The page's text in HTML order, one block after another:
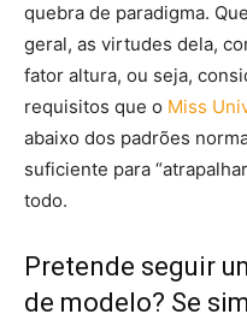
quebra de paradigma.
geral, as virtudes dela,
fator altura, ou seja,
requisitos que o Miss
abaixo dos padrões
suficiente para
todo.
Pretende seguir
de modelo? Se